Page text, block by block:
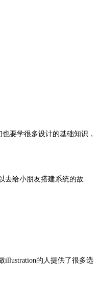
要学很多设计的基础知识，
去给小朋友搭建系统的故
illustration的人提供了很多选